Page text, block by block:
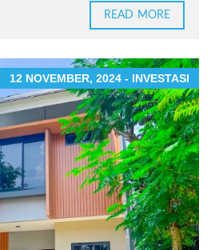
READ MORE
12 NOVEMBER, 2024 - INVESTASI